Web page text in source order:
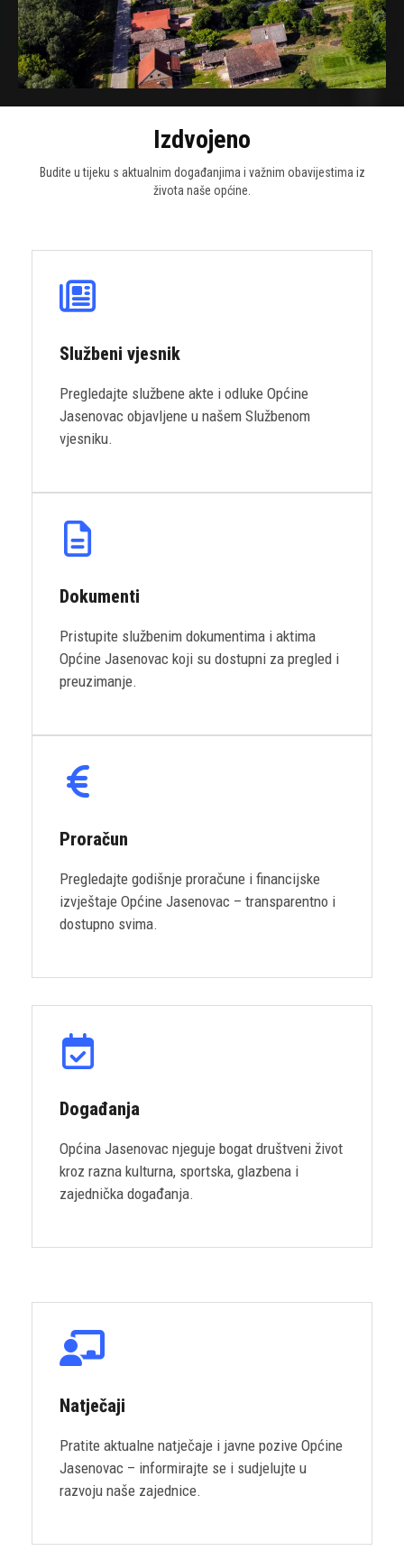
Izdvojeno
Budite u tijeku s aktualnim događanjima i važnim obavijestima iz
života naše općine.
Službeni vjesnik
Pregledajte službene akte i odluke Općine
Jasenovac objavljene u našem Službenom
vjesniku.
Dokumenti
Pristupite službenim dokumentima i aktima
Općine Jasenovac koji su dostupni za pregled i
preuzimanje.
Proračun
Pregledajte godišnje proračune i financijske
izvještaje Općine Jasenovac – transparentno i
dostupno svima.
Događanja
Općina Jasenovac njeguje bogat društveni život
kroz razna kulturna, sportska, glazbena i
zajednička događanja.
Natječaji
Pratite aktualne natječaje i javne pozive Općine
Jasenovac – informirajte se i sudjelujte u
razvoju naše zajednice.